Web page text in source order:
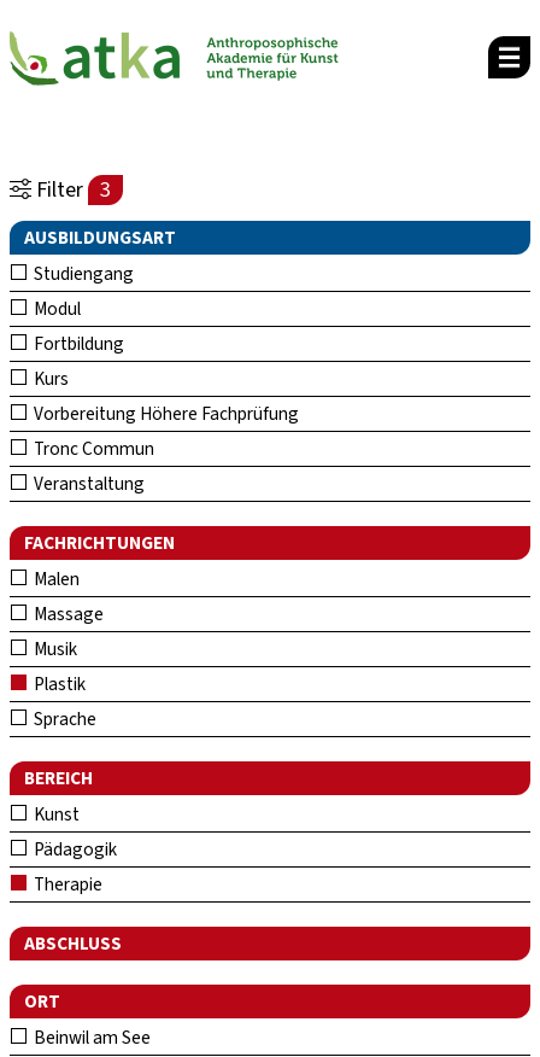
Filter 3
AUSBILDUNGSART
Studiengang
Modul
Fortbildung
Kurs
Vorbereitung Höhere Fachprüfung
Tronc Commun
Veranstaltung
FACHRICHTUNGEN
Malen
Massage
Musik
Plastik
Sprache
BEREICH
Kunst
Pädagogik
Therapie
ABSCHLUSS
ORT
Beinwil am See